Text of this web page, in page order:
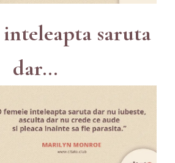
saruta
dar...